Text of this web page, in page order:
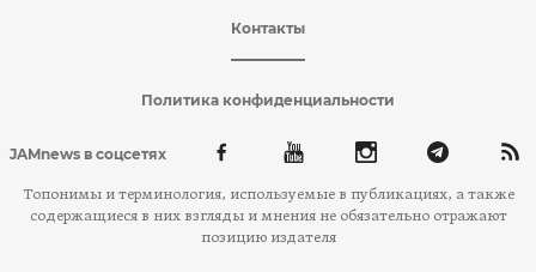
Контакты
Политика конфиденциальности
JAMnews в соцсетях
Топонимы и терминология, используемые в публикациях, а также
содержащиеся в них взгляды и мнения не обязательно отражают
позицию издателя